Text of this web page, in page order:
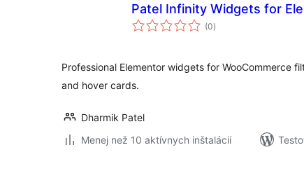
Patel Infinity Widgets for
(0celkové
hodnotenie
)
Professional Elementor widgets for WooCommerce
and hover cards.
Dharmik Patel
Menej než 10 aktívnych inštalácií